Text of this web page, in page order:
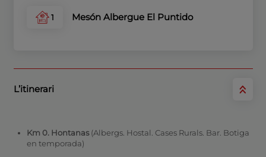
1 Mesón Albergue El Puntido
L’itinerari
Km 0. Hontanas(Albergs. Hostal. Cases Rurals. Bar. Botiga
en temporada)